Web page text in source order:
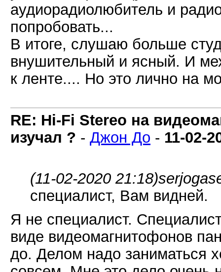
аудиорадиолюбитель и
попробовать...
В итоге, слушаю больше
внушительный и ясный. И
к ленте.... Но это лично на
RE: Hi-Fi Stereo на
изучал ? - Джон До - 11-02-
(11-02-2020 21:18)
специалист, Вам видней.
Я не специалист.
виде видеомагнитофонов
до. Делом надо заниматься